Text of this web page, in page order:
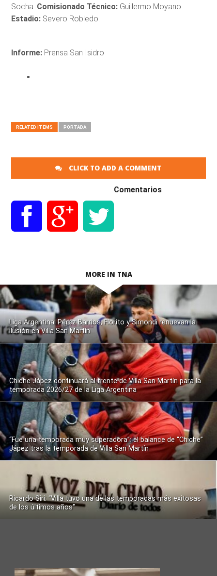
Socha. Comisionado Técnico:Guillermo Moyano.
Estadio:Severo Robledo.
Informe:Prensa San Isidro
RELATED ITEMS PORTADA
CLICK TO ADD A COMMENT
Comentarios
MORE IN TNA
Liga Argentina: Pérez Barrios, Florito y Simondi renuevan la
ilusión en Villa San Martín
Chiche Jápez continuará al frente de Villa San Martín para la
temporada 2026/27 de la Liga Argentina
“Fue una temporada muy superadora”: el balance de “Chiche”
Jápez tras la temporada de Villa San Martín
Ricardo Siri: “Villa tuvo una de las temporadas más exitosas
de los últimos años”